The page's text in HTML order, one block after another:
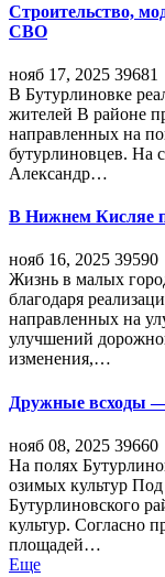
Строительство,
СВО
нояб 17, 2025 39681
В Бутурлиновке
жителей В районе
направленных на
бутурлиновцев. На
Александр…
В Нижнем Кисляе
нояб 16, 2025 39590
Жизнь в малых
благодаря
направленных на
улучшений
изменения,…
Дружные всходы —
нояб 08, 2025 39660
На полях
озимых культур
Бутурлиновского
культур. Согласно
площадей…
Еще